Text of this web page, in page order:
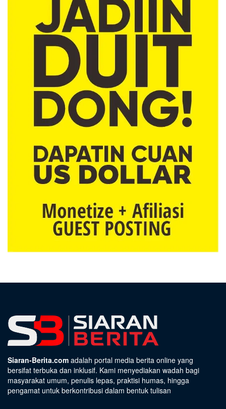
Siaran-Berita.com adalah portal media berita online yang
bersifat terbuka dan inklusif. Kami menyediakan wadah bagi
masyarakat umum, penulis lepas, praktisi humas, hingga
pengamat untuk berkontribusi dalam bentuk tulisan